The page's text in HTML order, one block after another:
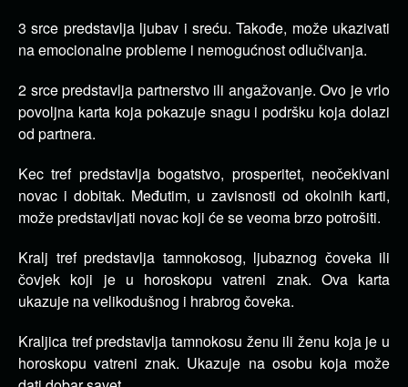
3 srce predstavlja ljubav i sreću. Takođe, može ukazivati
na emocionalne probleme i nemogućnost odlučivanja.
2 srce predstavlja partnerstvo ili angažovanje. Ovo je vrlo
povoljna karta koja pokazuje snagu i podršku koja dolazi
od partnera.
Kec tref predstavlja bogatstvo, prosperitet, neočekivani
novac i dobitak. Međutim, u zavisnosti od okolnih karti,
može predstavljati novac koji će se veoma brzo potrošiti.
Kralj tref predstavlja tamnokosog, ljubaznog čoveka ili
čovjek koji je u horoskopu vatreni znak. Ova karta
ukazuje na velikodušnog i hrabrog čoveka.
Kraljica tref predstavlja tamnokosu ženu ili ženu koja je u
horoskopu vatreni znak. Ukazuje na osobu koja može